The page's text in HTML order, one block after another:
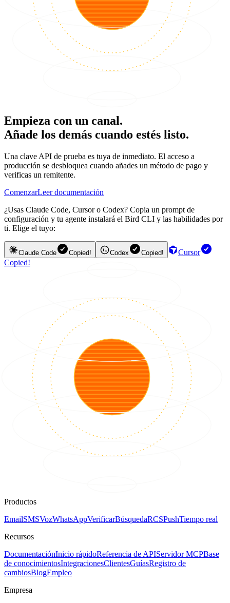
Empieza con un canal.
Añade los demás cuando estés listo.
Una clave API de prueba es tuya de inmediato. El acceso a
producción se desbloquea cuando añades un método de pago y
verificas un remitente.
ComenzarLeer documentación
¿Usas Claude Code, Cursor o Codex? Copia un prompt de
configuración y tu agente instalará el Bird CLI y las habilidades por
ti. Elige el tuyo:
Claude Code Copied! Codex Copied!
Cursor
Copied!
Productos
EmailSMSVozWhatsAppVerificarBúsquedaRCSPushTiempo real
Recursos
DocumentaciónInicio rápidoReferencia de APIServidor MCPBase
de conocimientosIntegracionesClientesGuíasRegistro de
cambiosBlogEmpleo
Empresa